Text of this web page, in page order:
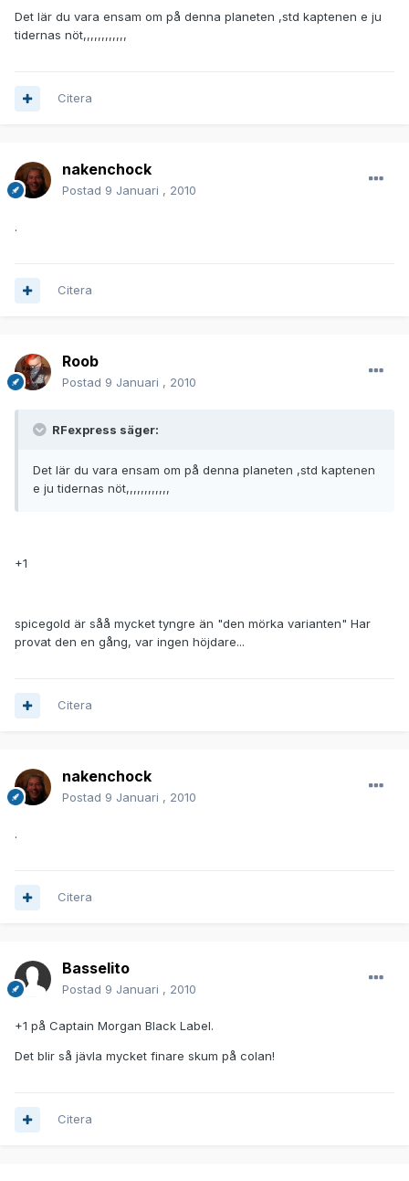
Det lär du vara ensam om på denna planeten ,std kaptenen e ju
tidernas nöt,,,,,,,,,,,,
Citera
nakenchock
Postad 9 Januari , 2010
.
Citera
Roob
Postad 9 Januari , 2010
RFexpress säger:
Det lär du vara ensam om på denna planeten ,std kaptenen
e ju tidernas nöt,,,,,,,,,,,,
+1
spicegold är såå mycket tyngre än "den mörka varianten" Har
provat den en gång, var ingen höjdare...
Citera
nakenchock
Postad 9 Januari , 2010
.
Citera
Basselito
Postad 9 Januari , 2010
+1 på Captain Morgan Black Label.
Det blir så jävla mycket finare skum på colan!
Citera